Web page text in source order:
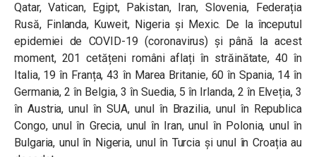
Qatar, Vatican, Egipt, Pakistan, Iran, Slovenia, Federația
Rusă, Finlanda, Kuweit, Nigeria și Mexic. De la începutul
epidemiei de COVID-19 (coronavirus) și până la acest
moment, 201 cetățeni români aflați în străinătate, 40 în
Italia, 19 în Franța, 43 în Marea Britanie, 60 în Spania, 14 în
Germania, 2 în Belgia, 3 în Suedia, 5 în Irlanda, 2 în Elveția, 3
în Austria, unul în SUA, unul în Brazilia, unul în Republica
Congo, unul în Grecia, unul în Iran, unul în Polonia, unul în
Bulgaria, unul în Nigeria, unul în Turcia și unul în Croația au